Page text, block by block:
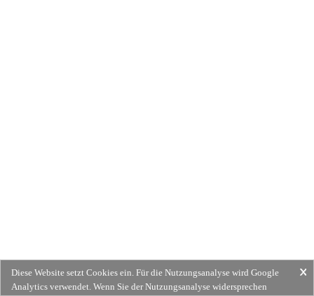
Diese Website setzt Cookies ein. Für die Nutzungsanalyse wird Google
Analytics verwendet. Wenn Sie der Nutzungsanalyse widersprechen